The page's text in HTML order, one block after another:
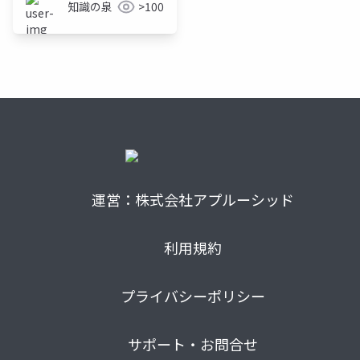
知識の泉 >100
運営：株式会社アプルーシッド
利用規約
プライバシーポリシー
サポート・お問合せ